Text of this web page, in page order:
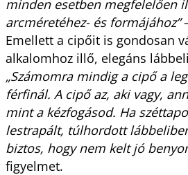
minden esetben megfelelően
arcméretéhez- és formájához”
Emellett a cipőit is gondosan
alkalomhoz illő, elegáns
„Számomra mindig a cipő a
férfinál. A cipő az, aki vagy,
mint a kézfogásod. Ha
lestrapált, túlhordott
biztos, hogy nem kelt jó
figyelmet.